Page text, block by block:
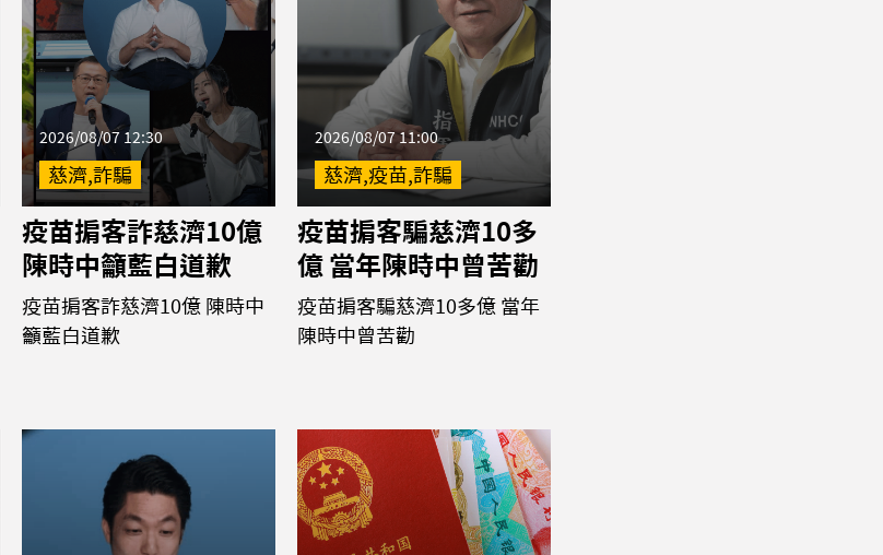
2026/08/07 12:30
慈濟,詐騙
疫苗掮客詐慈濟10億
陳時中籲藍白道歉
疫苗掮客詐慈濟10億 陳時中
籲藍白道歉
2026/08/07 11:00
慈濟,疫苗,詐騙
疫苗掮客騙慈濟10多
億 當年陳時中曾苦勸
疫苗掮客騙慈濟10多億 當年
陳時中曾苦勸